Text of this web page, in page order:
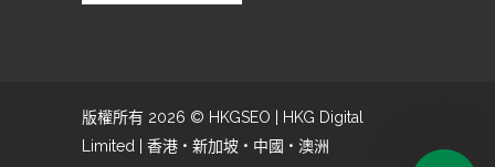
版權所有 2026 © HKGSEO | HKG Digital
Limited | 香港 • 新加坡 • 中國 • 澳洲